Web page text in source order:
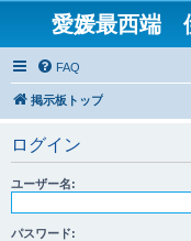
愛媛最西端
FAQ
掲示板トップ
ログイン
ユーザー名:
パスワード: